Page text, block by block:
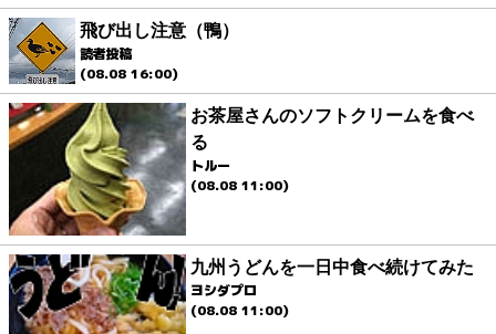
飛び出し注意（鴨）
読者投稿
(08.08 16:00)
お茶屋さんのソフトクリームを食べ
る
トルー
(08.08 11:00)
九州うどんを一日中食べ続けてみた
ヨシダプロ
(08.08 11:00)